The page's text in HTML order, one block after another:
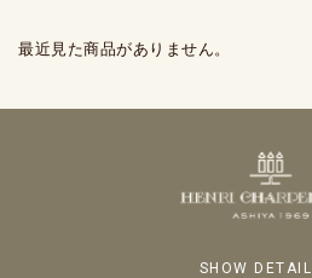
最近見た商品がありません。
SHOW DETAIL